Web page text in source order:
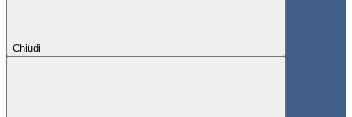
Chiudi